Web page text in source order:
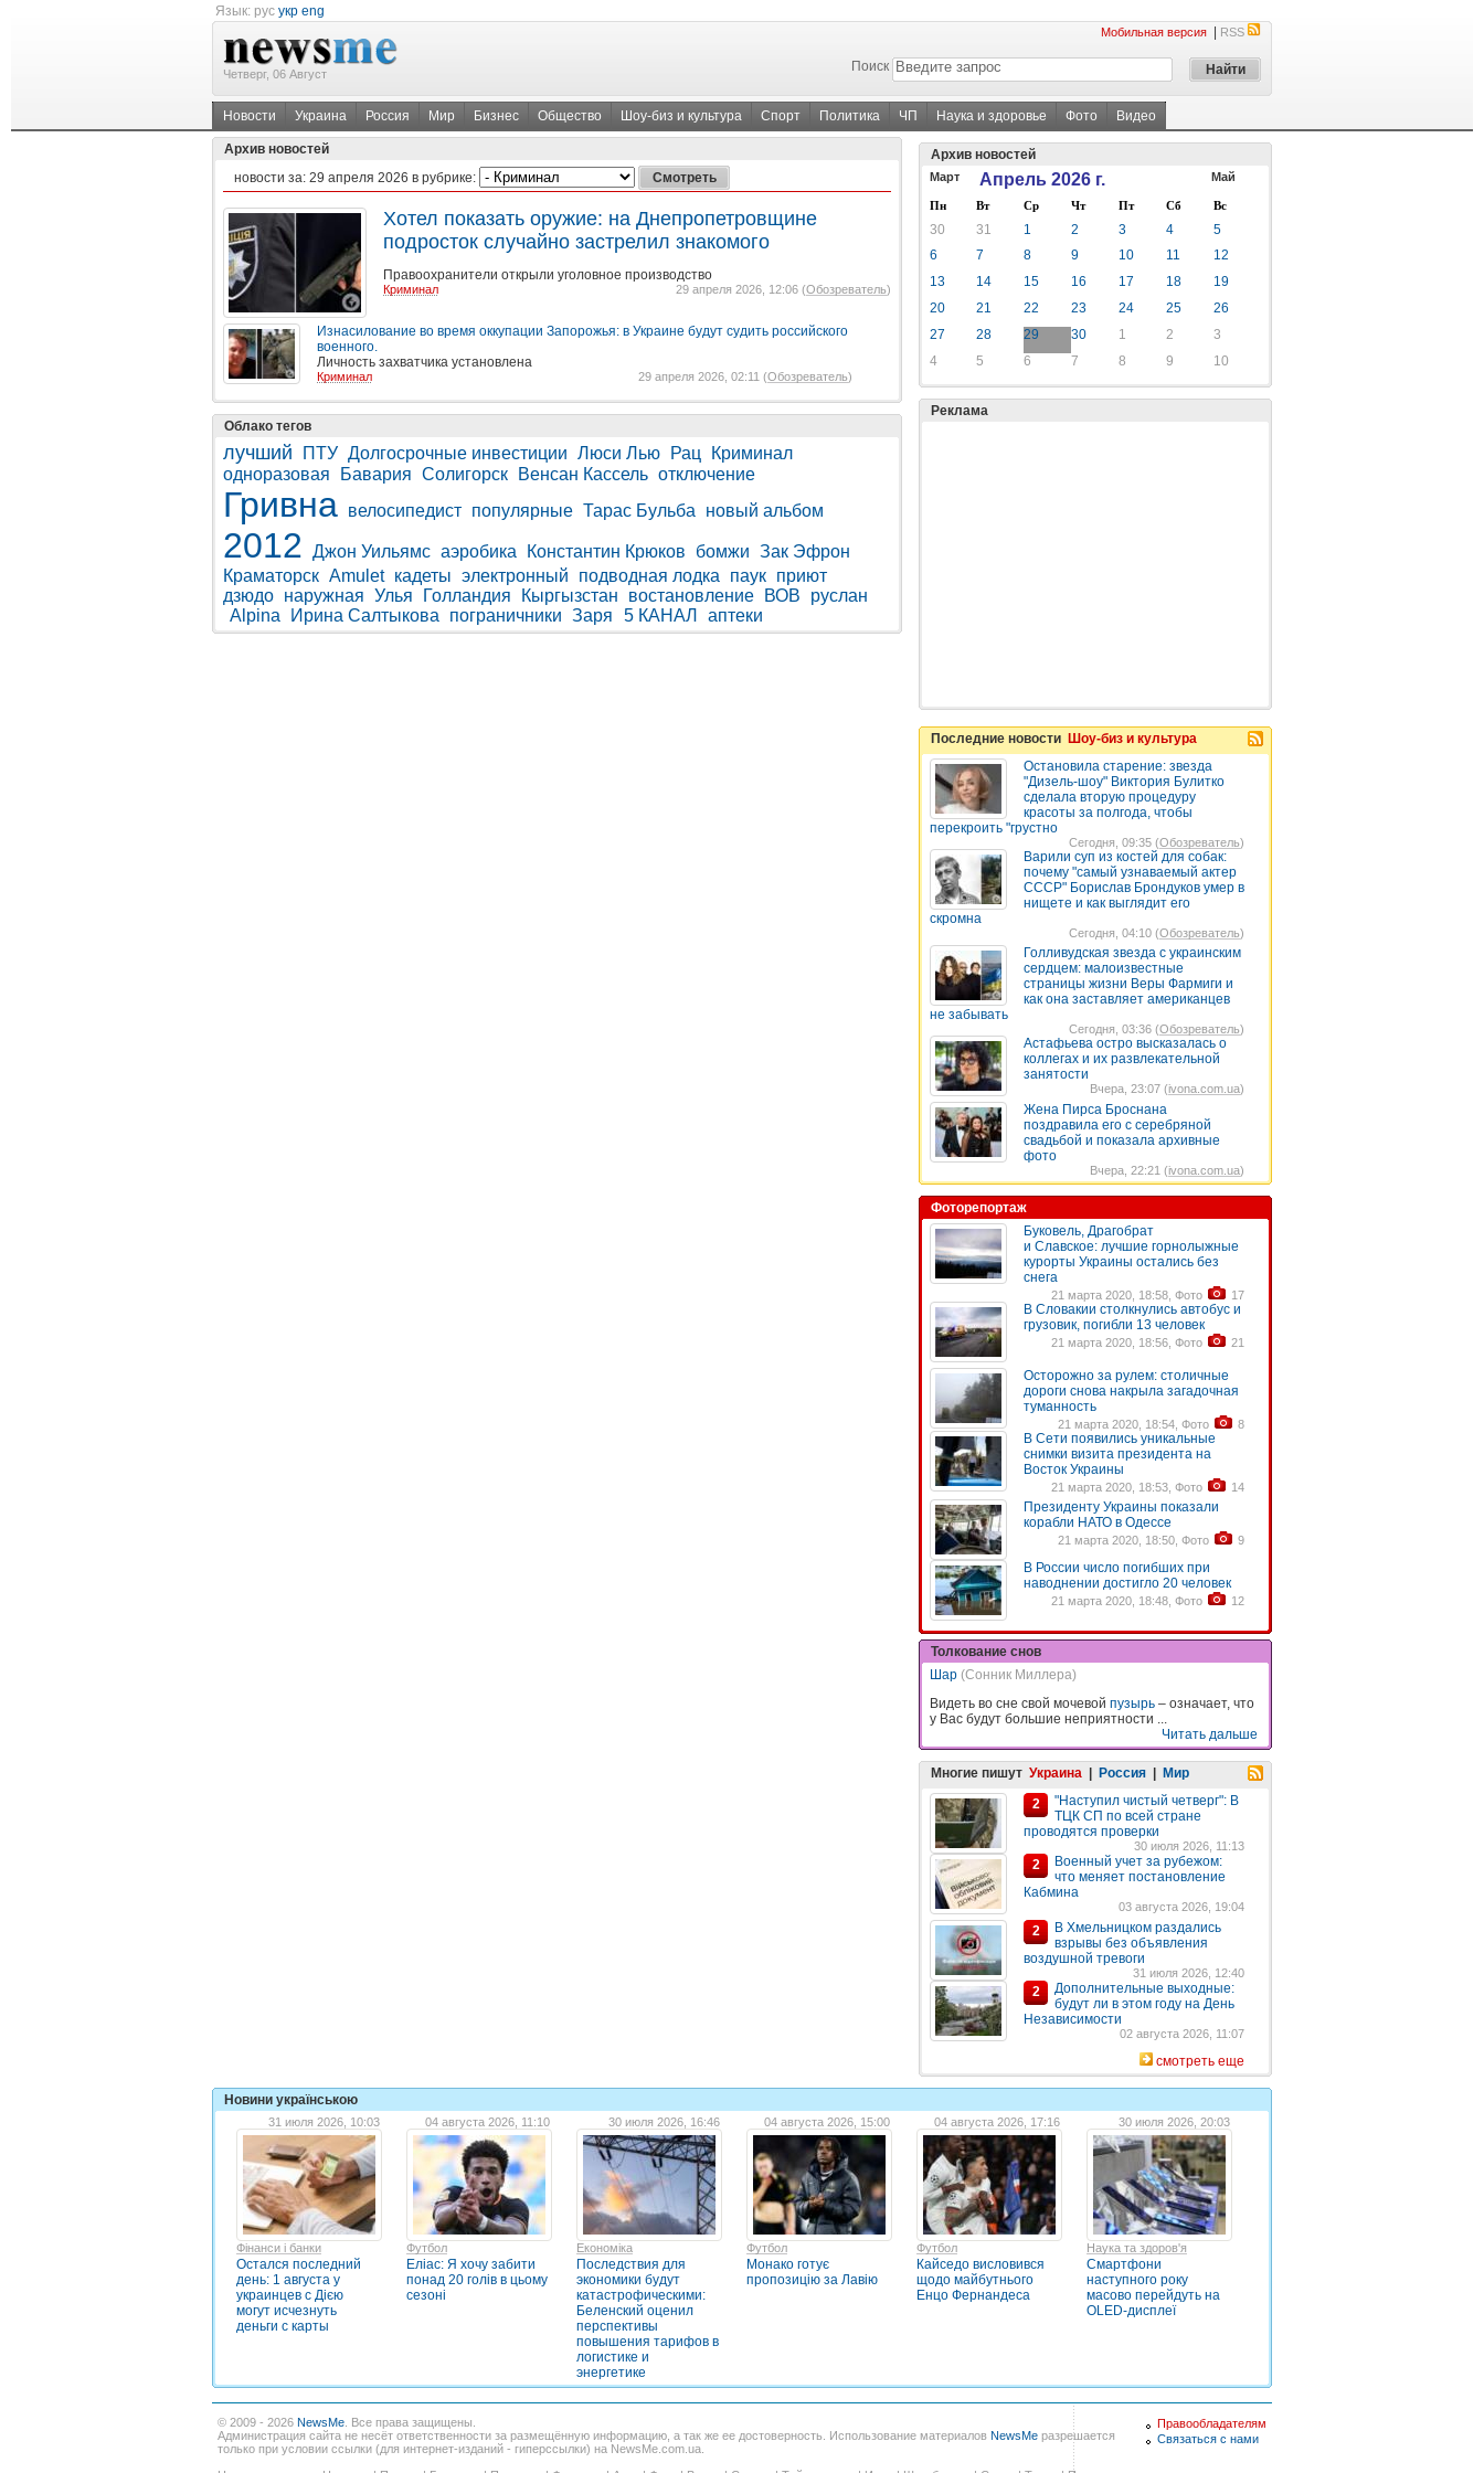
Язык: рус укр eng
Четверг, 06 Август
Мобильная версия RSS
Поиск
Новости Украина Россия Мир Бизнес Общество Шоу-биз и культура Спорт Политика ЧП Наука и здоровье Фото Видео
Архив новостей
новости за: 29 апреля 2026 в рубрике:
Хотел показать оружие: на Днепропетровщине
подросток случайно застрелил знакомого
Правоохранители открыли уголовное производство
Криминал 29 апреля 2026, 12:06 (Обозреватель)
Изнасилование во время оккупации Запорожья: в Украине будут судить российского
военного.
Личность захватчика установлена
Криминал 29 апреля 2026, 02:11 (Обозреватель)
Облако тегов
лучший ПТУ Долгосрочные инвестиции Люси Лью Рац
Криминал
одноразовая
Бавария Солигорск Венсан Кассель отключение
Гривна велосипедист популярные Тарас Бульба новый альбом
2012 Джон Уильямс аэробика Константин Крюков бомжи Зак Эфрон
Краматорск Amulet кадеты электронный подводная лодка паук приют
дзюдо наружная Улья Голландия Кыргызстан востановление ВОВ
руслан
Alpina
Ирина Салтыкова пограничники Заря 5 КАНАЛ аптеки
Архив новостей
Март Апрель 2026 г. Май
Пн Вт Ср Чт Пт Сб Вс
30 31 1 2 3 4
5
6
7 8 9 10 11
12
13
14 15 16 17 18
19
20
21 22 23 24 25
26
27
28 29 30 1 2
3
4
5 6 7 8 9 10
Реклама
Последние новости Шоу-биз и культура
Остановила старение: звезда
"Дизель-шоу" Виктория Булитко
сделала вторую процедуру
красоты за полгода, чтобы
перекроить "грустно
Сегодня, 09:35 (Обозреватель)
Варили суп из костей для собак:
почему "самый узнаваемый актер
СССР" Борислав Брондуков умер в
нищете и как выглядит его
скромна
Сегодня, 04:10 (Обозреватель)
Голливудская звезда с украинским
сердцем: малоизвестные
страницы жизни Веры Фармиги и
как она заставляет американцев
не забывать
Сегодня, 03:36 (Обозреватель)
Астафьева остро высказалась о
коллегах и их развлекательной
занятости
Вчера, 23:07 (ivona.com.ua)
Жена Пирса Броснана
поздравила его с серебряной
свадьбой и показала архивные
фото
Вчера, 22:21 (ivona.com.ua)
Фоторепортаж
Буковель, Драгобрат
и Славское: лучшие горнолыжные
курорты Украины остались без
снега
21 марта 2020, 18:58, Фото 17
В Словакии столкнулись автобус и
грузовик, погибли 13 человек
21 марта 2020, 18:56, Фото 21
Осторожно за рулем: столичные
дороги снова накрыла загадочная
туманность
21 марта 2020, 18:54, Фото 8
В Сети появились уникальные
снимки визита президента на
Восток Украины
21 марта 2020, 18:53, Фото 14
Президенту Украины показали
корабли НАТО в Одессе
21 марта 2020, 18:50, Фото 9
В России число погибших при
наводнении достигло 20 человек
21 марта 2020, 18:48, Фото 12
Толкование снов
Шар (Сонник Миллера)
Видеть во сне свой мочевой пузырь – означает, что
у Вас будут большие неприятности ...
Читать дальше
Многие пишут Украина | Россия | Мир
2
"Наступил чистый четверг": В
ТЦК СП по всей стране
проводятся проверки
30 июля 2026, 11:13
2
Военный учет за рубежом:
что меняет постановление
Кабмина
03 августа 2026, 19:04
2
В Хмельницком раздались
взрывы без объявления
воздушной тревоги
31 июля 2026, 12:40
2
Дополнительные выходные:
будут ли в этом году на День
Независимости
02 августа 2026, 11:07
смотреть еще
Новини українською
31 июля 2026, 10:03
Фінанси і банки
Остался последний
день: 1 августа у
украинцев с Дією
могут исчезнуть
деньги с карты
04 августа 2026, 11:10
Футбол
Еліас: Я хочу забити
понад 20 голів в цьому
сезоні
30 июля 2026, 16:46
Економіка
Последствия для
экономики будут
катастрофическими:
Беленский оценил
перспективы
повышения тарифов в
логистике и
энергетике
04 августа 2026, 15:00
Футбол
Монако готує
пропозицію за Лавію
04 августа 2026, 17:16
Футбол
Кайседо висловився
щодо майбутнього
Енцо Фернандеса
30 июля 2026, 20:03
Наука та здоров'я
Cмартфони
наступного року
масово перейдуть на
OLED-дисплеї
© 2009 - 2026 NewsMe . Все права защищены.
Администрация сайта не несёт ответственности за размещённую информацию, а так же ее достоверность. Использование материалов NewsMe разрешается
только при условии ссылки (для интернет-изданий - гиперссылки) на NewsMe.com.ua.
Правообладателям
Связаться с нами